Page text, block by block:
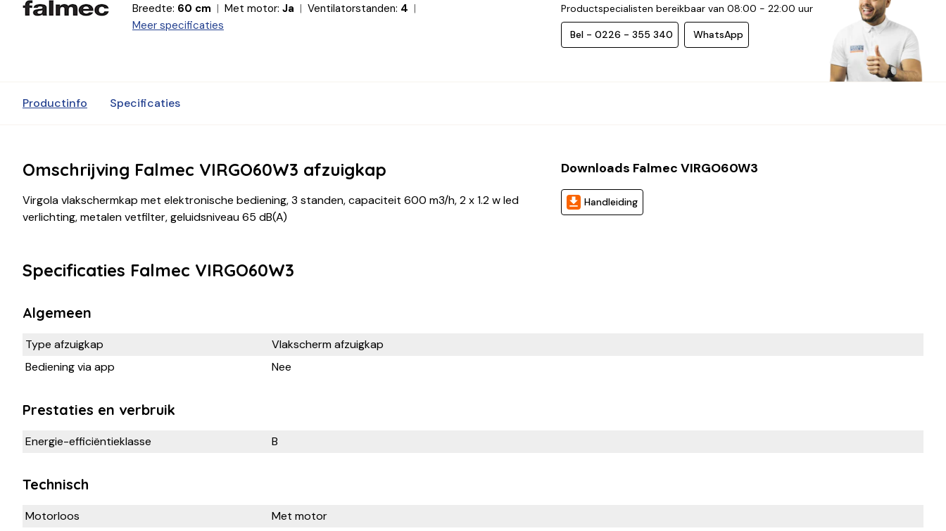
Breedte: 60 cm Met motor: Ja Ventilatorstanden: 4
Meer specificaties
Productspecialisten bereikbaar van 08:00 - 22:00 uur
Bel - 0226 - 355 340 WhatsApp
Productinfo Specificaties
Omschrijving Falmec VIRGO60W3 afzuigkap
Virgola vlakschermkap met elektronische bediening, 3 standen, capaciteit 600 m3/h, 2 x 1.2 w led
verlichting, metalen vetfilter, geluidsniveau 65 dB(A)
Downloads Falmec VIRGO60W3
Handleiding
Specificaties Falmec VIRGO60W3
Algemeen
Type afzuigkap
Vlakscherm afzuigkap
Bediening via app
Nee
Prestaties en verbruik
Energie-efficiëntieklasse B
Technisch
Motorloos Met motor